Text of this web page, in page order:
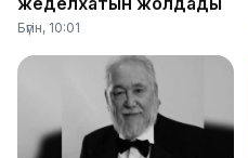
Бүгін, 10:01